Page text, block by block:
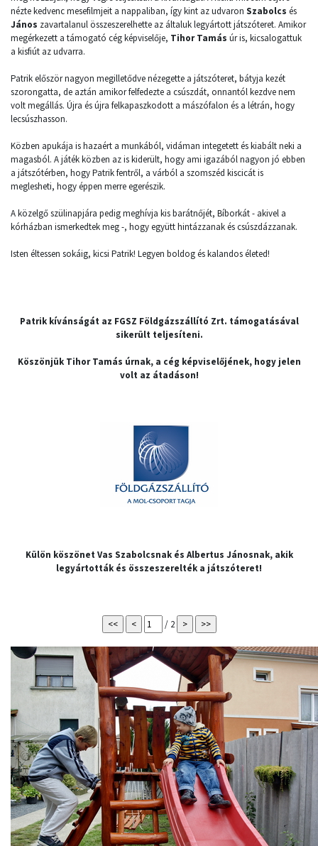
nézte kedvenc mesefilmjeit a nappaliban, így kint az udvaron Szabolcs és
János zavartalanul összeszerelhette az általuk legyártott játszóteret. Amikor
megérkezett a támogató cég képviselője, Tihor Tamás úr is, kicsalogattuk
a kisfiút az udvarra.
Patrik először nagyon megilletődve nézegette a játszóteret, bátyja kezét
szorongatta, de aztán amikor felfedezte a csúszdát, onnantól kezdve nem
volt megállás. Újra és újra felkapaszkodott a mászófalon és a létrán, hogy
lecsúszhasson.
Közben apukája is hazaért a munkából, vidáman integetett és kiabált neki a
magasból. A játék közben az is kiderült, hogy ami igazából nagyon jó ebben
a játszótérben, hogy Patrik fentről, a várból a szomszéd kiscicát is
meglesheti, hogy éppen merre egerészik.
A közelgő szülinapjára pedig meghívja kis barátnőjét, Bíborkát - akivel a
kórházban ismerkedtek meg -, hogy együtt hintázzanak és csúszdázzanak.
Isten éltessen sokáig, kicsi Patrik! Legyen boldog és kalandos életed!
Patrik kívánságát az FGSZ Földgázszállító Zrt. támogatásával
sikerült teljesíteni.
Köszönjük Tihor Tamás úrnak, a cég képviselőjének, hogy jelen
volt az átadáson!
Külön köszönet Vas Szabolcsnak és Albertus Jánosnak, akik
legyártották és összeszerelték a játszóteret!
/ 2